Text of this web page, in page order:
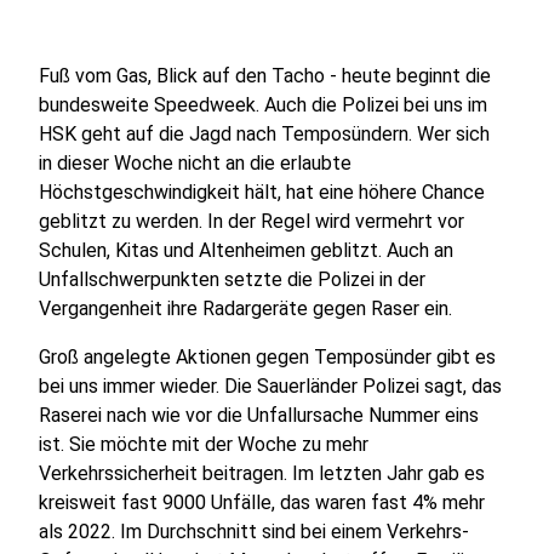
Fuß vom Gas, Blick auf den Tacho - heute beginnt die
bundesweite Speedweek. Auch die Polizei bei uns im
HSK geht auf die Jagd nach Temposündern. Wer sich
in dieser Woche nicht an die erlaubte
Höchstgeschwindigkeit hält, hat eine höhere Chance
geblitzt zu werden. In der Regel wird vermehrt vor
Schulen, Kitas und Altenheimen geblitzt. Auch an
Unfallschwerpunkten setzte die Polizei in der
Vergangenheit ihre Radargeräte gegen Raser ein.
Groß angelegte Aktionen gegen Temposünder gibt es
bei uns immer wieder. Die Sauerländer Polizei sagt, das
Raserei nach wie vor die Unfallursache Nummer eins
ist. Sie möchte mit der Woche zu mehr
Verkehrssicherheit beitragen. Im letzten Jahr gab es
kreisweit fast 9000 Unfälle, das waren fast 4% mehr
als 2022. Im Durchschnitt sind bei einem Verkehrs-